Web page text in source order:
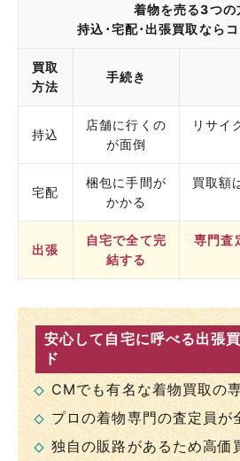
着物を売る3つの
持込･宅配･出張買取なら
買取
方法
手続き
持込
店舗に行くの
が面倒
リサイ
宅配
梱包に手間が
かかる
買取額
出張
自宅で全て完
結する
専門査
安心して自宅に呼べる出張
ド
CMでも有名な着物買取の
プロの着物専門の査定員が
独自の販路があるため高価